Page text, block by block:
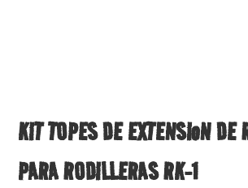
KIT TOPES DE EXTENSIoN DE
PARA RODILLERAS RK-1